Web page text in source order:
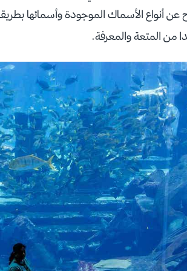
أنواع الأسماك الموجودة وأسمائها
من المتعة والمعرفة.